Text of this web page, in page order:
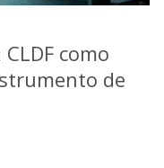
como
de